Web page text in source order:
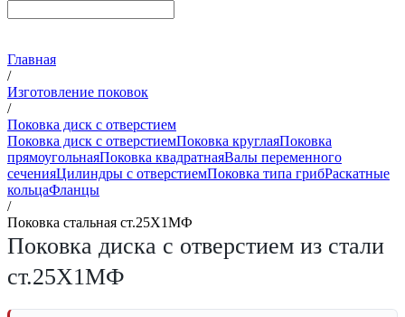
Главная
/
Изготовление поковок
/
Поковка диск с отверстием
Поковка диск с отверстиемПоковка круглаяПоковка
прямоугольнаяПоковка квадратнаяВалы переменного
сеченияЦилиндры с отверстиемПоковка типа грибРаскатные
кольцаФланцы
/
Поковка стальная ст.25Х1МФ
Поковка диска с отверстием из стали
ст.25Х1МФ